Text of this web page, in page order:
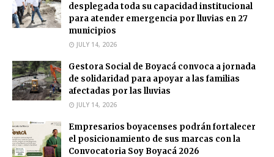
desplegada toda su capacidad institucional
para atender emergencia por lluvias en 27
municipios
JULY 14, 2026
Gestora Social de Boyacá convoca a jornada
de solidaridad para apoyar a las familias
afectadas por las lluvias
JULY 14, 2026
Empresarios boyacenses podrán fortalecer
el posicionamiento de sus marcas con la
Convocatoria Soy Boyacá 2026